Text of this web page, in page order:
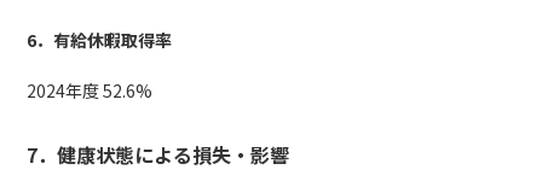
6．有給休暇取得率
2024年度 52.6%
7．健康状態による損失・影響